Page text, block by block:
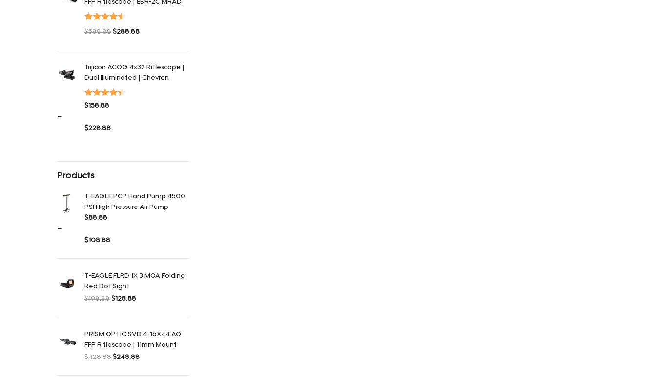
FFP Riflescope | EBR-2C MRAD
Оценка
$588.88 $288.88
Trijicon ACOG 4x32 Riflescope |
Dual Illuminated | Chevron
Оценка
$158.88
–
$228.88
Products
T-EAGLE PCP Hand Pump 4500
PSI High Pressure Air Pump
$88.88
–
$108.88
T-EAGLE FLRD 1X 3 MOA Folding
Red Dot Sight
$198.88 $128.88
PRISM OPTIC SVD 4-16X44 AO
FFP Riflescope | 11mm Mount
$428.88 $248.88